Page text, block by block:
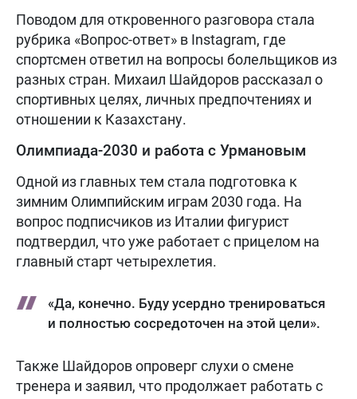
Поводом для откровенного разговора стала
рубрика «Вопрос-ответ» в Instagram, где
спортсмен ответил на вопросы болельщиков из
разных стран. Михаил Шайдоров рассказал о
спортивных целях, личных предпочтениях и
отношении к Казахстану.
Олимпиада-2030 и работа с Урмановым
Одной из главных тем стала подготовка к
зимним Олимпийским играм 2030 года. На
вопрос подписчиков из Италии фигурист
подтвердил, что уже работает с прицелом на
главный старт четырехлетия.
«Да, конечно. Буду усердно тренироваться
и полностью сосредоточен на этой цели».
Также Шайдоров опроверг слухи о смене
тренера и заявил, что продолжает работать с